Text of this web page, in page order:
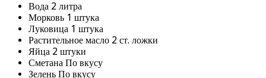
Вода 2 литра
Морковь 1 штука
Луковица 1 штука
Растительное масло 2 ст. ложки
Яйца 2 штуки
Сметана По вкусу
Зелень По вкусу